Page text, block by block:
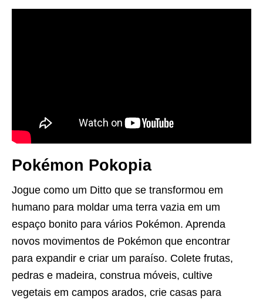
Pokémon Pokopia
Jogue como um Ditto que se transformou em
humano para moldar uma terra vazia em um
espaço bonito para vários Pokémon. Aprenda
novos movimentos de Pokémon que encontrar
para expandir e criar um paraíso. Colete frutas,
pedras e madeira, construa móveis, cultive
vegetais em campos arados, crie casas para